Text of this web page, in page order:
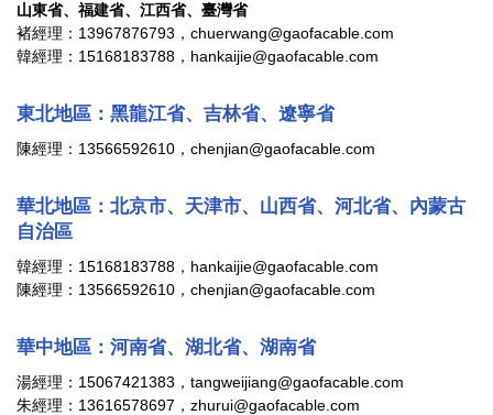
山東省、福建省、江西省、臺灣省
褚經理：13967876793，chuerwang@gaofacable.com
韓經理：15168183788，hankaijie@gaofacable.com
東北地區 ：黑龍江省、吉林省、遼寧省
陳經理：13566592610，chenjian@gaofacable.com
華北地區 ：北京市、天津市、山西省、河北省、內蒙古
自治區
韓經理：15168183788，hankaijie@gaofacable.com
陳經理：13566592610，chenjian@gaofacable.com
華中地區 ：河南省、湖北省、湖南省
湯經理：15067421383，tangweijiang@gaofacable.com
朱經理：13616578697，zhurui@gaofacable.com